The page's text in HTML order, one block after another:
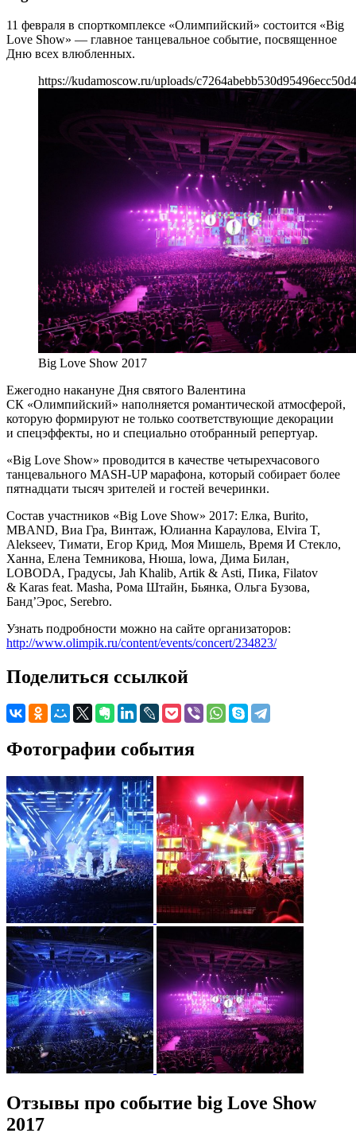
11 февраля в спорткомплексе «Олимпийский» состоится «Big
Love Show» — главное танцевальное событие, посвященное
Дню всех влюбленных.
https://kudamoscow.ru/uploads/
Big Love Show 2017
Ежегодно накануне Дня святого Валентина
СК «Олимпийский» наполняется романтической атмосферой,
которую формируют не только соответствующие декорации
и спецэффекты, но и специально отобранный репертуар.
«Big Love Show» проводится в качестве четырехчасового
танцевального MASH-UP марафона, который собирает более
пятнадцати тысяч зрителей и гостей вечеринки.
Состав участников «Big Love Show» 2017: Елка, Burito,
MBAND, Виа Гра, Винтаж, Юлианна Караулова, Elvira T,
Alekseev, Тимати, Егор Крид, Моя Мишель, Время И Стекло,
Ханна, Елена Темникова, Нюша, lowa, Дима Билан,
LOBODA, Градусы, Jah Khalib, Artik & Asti, Пика, Filatov
& Karas feat. Masha, Рома Штайн, Бьянка, Ольга Бузова,
Банд’Эрос, Serebro.
Узнать подробности можно на сайте организаторов:
http://www.olimpik.ru/content/events/concert/234823/
Поделиться ссылкой
Фотографии события
Отзывы про событие big Love Show
2017